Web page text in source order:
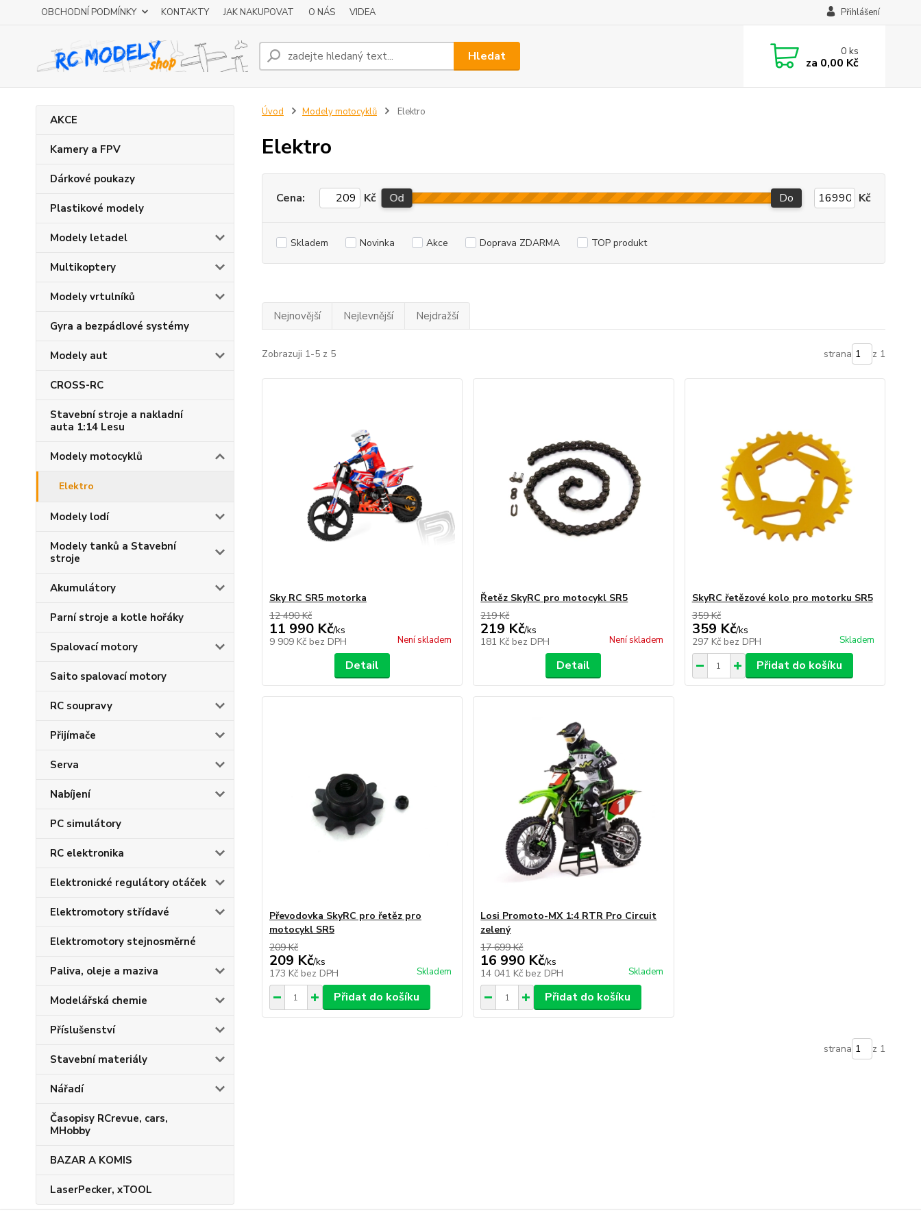
OBCHODNÍ PODMÍNKY KONTAKTY JAK NAKUPOVAT O NÁS VIDEA Přihlášení
Hledat 0ks
za 0,00 Kč
AKCE
Kamery a FPV
Dárkové poukazy
Plastikové modely
Modely letadel
Multikoptery
Modely vrtulníků
Gyra a bezpádlové systémy
Modely aut
CROSS-RC
Stavební stroje a nakladní
auta 1:14 Lesu
Modely motocyklů
Elektro
Modely lodí
Modely tanků a Stavební
stroje
Akumulátory
Parní stroje a kotle hořáky
Spalovací motory
Saito spalovací motory
RC soupravy
Přijímače
Serva
Nabíjení
PC simulátory
RC elektronika
Elektronické regulátory otáček
Elektromotory střídavé
Elektromotory stejnosměrné
Paliva, oleje a maziva
Modelářská chemie
Příslušenství
Stavební materiály
Nářadí
Časopisy RCrevue, cars,
MHobby
BAZAR A KOMIS
LaserPecker, xTOOL
Úvod Modely motocyklů Elektro
Elektro
Cena: Kč Od Do Kč
Skladem Novinka Akce Doprava ZDARMA TOP produkt
Nejnovější Nejlevnější Nejdražší
Zobrazuji 1-5 z 5 strana z 1
Sky RC SR5 motorka
12 490 Kč
11 990 Kč/ks
9 909 Kč bez DPH Není skladem
Detail
Řetěz SkyRC pro motocykl SR5
219 Kč
219 Kč/ks
181 Kč bez DPH Není skladem
Detail
SkyRC řetězové kolo pro motorku SR5
359 Kč
359 Kč/ks
297 Kč bez DPH Skladem
Přidat do košíku
Převodovka SkyRC pro řetěz pro
motocykl SR5
209 Kč
209 Kč/ks
173 Kč bez DPH Skladem
Přidat do košíku
Losi Promoto-MX 1:4 RTR Pro Circuit
zelený
17 699 Kč
16 990 Kč/ks
14 041 Kč bez DPH Skladem
Přidat do košíku
strana z 1